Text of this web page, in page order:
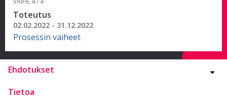
Toteutus
02.02.2022 - 31.12.2022
Prosessin vaiheet
Ehdotukset
Tietoa